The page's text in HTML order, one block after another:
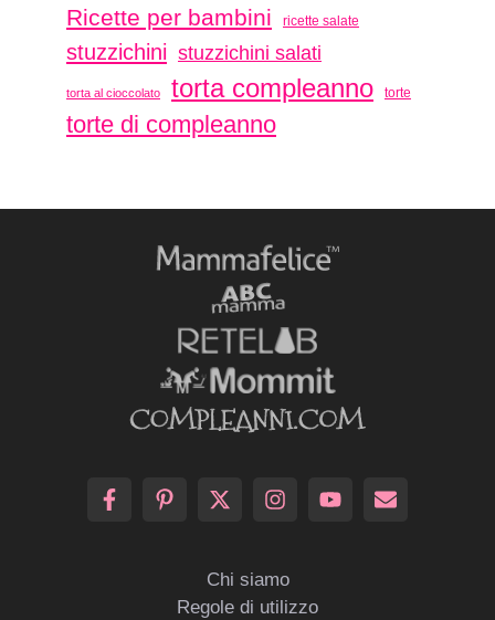
Ricette per bambini ricette salate
stuzzichini stuzzichini salati
torta al cioccolato torta compleanno torte
torte di compleanno
Chi siamo
Regole di utilizzo